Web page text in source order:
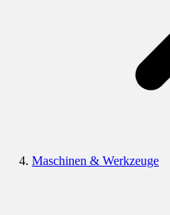
Maschinen & Werkzeuge